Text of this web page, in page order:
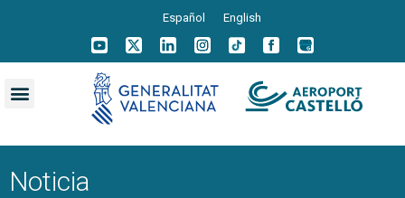
Español English
Noticia